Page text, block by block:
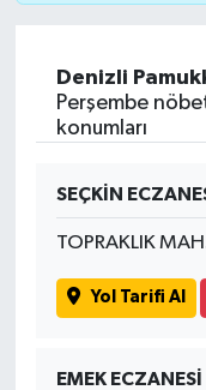
Denizli
Perşembe
konumları
SEÇKİN
TOPRAKLIK
Yol Tarifi Al
EMEK ECZANESİ